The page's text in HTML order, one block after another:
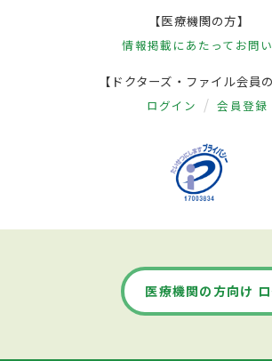
【医療機関の方】
情報掲載にあたって お問
【ドクターズ・ファイル会員の
ログイン 会員登録
医療機関の方向け